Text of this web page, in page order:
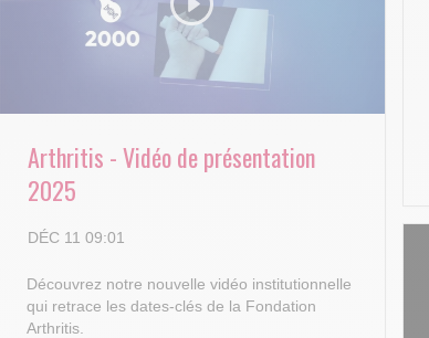
Arthritis - Vidéo de présentation
2025
DÉC 11 09:01
Découvrez notre nouvelle vidéo institutionnelle
qui retrace les dates-clés de la Fondation
Arthritis.